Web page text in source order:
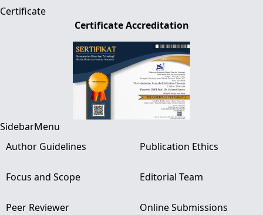
Certificate
Certificate Accreditation
SidebarMenu
Author Guidelines
Publication Ethics
Focus and Scope Editorial Team
Peer Reviewer Online Submissions